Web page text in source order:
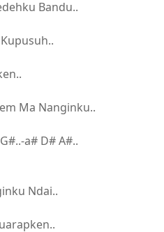
Bandu..
Ma Nanginku..
a# D# A#..
Ndai..